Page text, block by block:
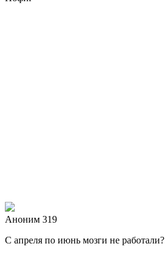
Аноним 319
С апреля по июнь мозги не работали?